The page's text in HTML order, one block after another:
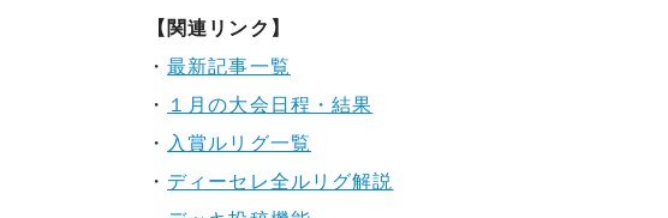
【関連リンク】
・最新記事一覧
・ １月の大会日程・結果
・ 入賞ルリグ一覧
・ ディーセレ全ルリグ解説